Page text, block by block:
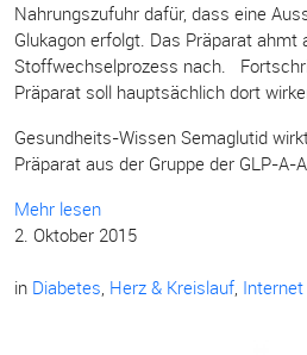
Nahrungszufuhr dafür, dass eine
Glukagon erfolgt. Das Präparat ahmt
Stoffwechselprozess nach.
Präparat soll hauptsächlich dort
Gesundheits-Wissen Semaglutid
Präparat aus der Gruppe der GLP-A-
Mehr lesen
2. Oktober 2015
in Diabetes, Herz & Kreislauf,